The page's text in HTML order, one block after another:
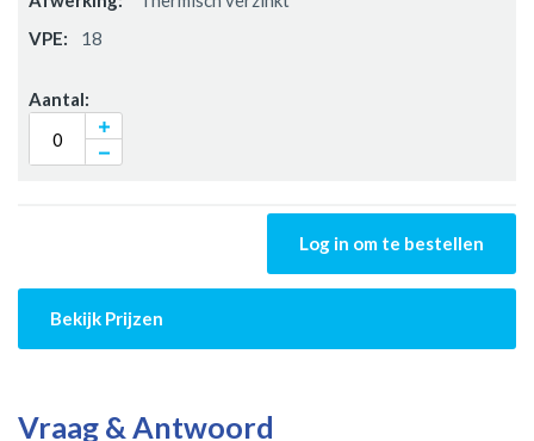
18
Log in om te bestellen
Bekijk Prijzen
Vraag & Antwoord